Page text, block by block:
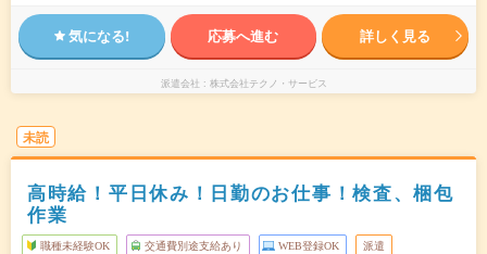
気になる! 応募へ進む 詳しく見る
派遣会社 株式会社テクノ・サービス
未読
高時給！平日休み！日勤のお仕事！検査、梱包
作業
職種未経験OK 交通費別途支給あり WEB登録OK 派遣